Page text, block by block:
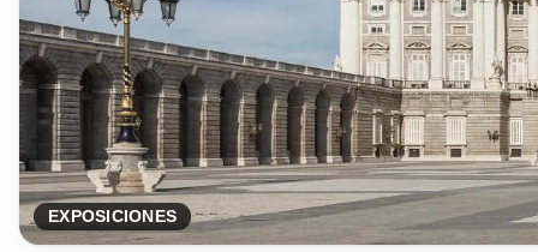
EXPOSICIONES